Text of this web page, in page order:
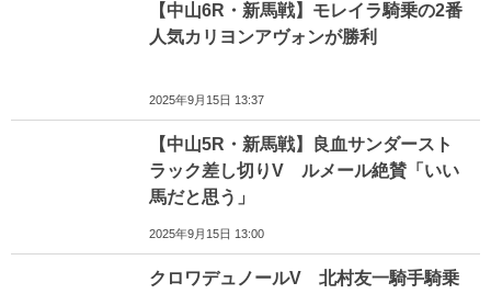
【中山6R・新馬戦】モレイラ騎乗の2番
人気カリヨンアヴォンが勝利
2025年9月15日 13:37
【中山5R・新馬戦】良血サンダースト
ラック差し切りV ルメール絶賛「いい
馬だと思う」
2025年9月15日 13:00
クロワデュノールV 北村友一騎手騎乗